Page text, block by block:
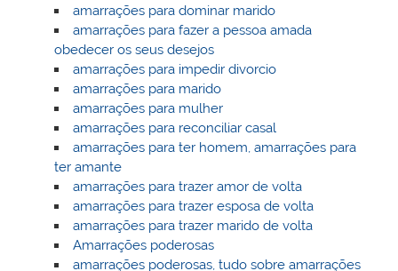
amarrações para dominar marido
amarrações para fazer a pessoa amada
obedecer os seus desejos
amarrações para impedir divorcio
amarrações para marido
amarrações para mulher
amarrações para reconciliar casal
amarrações para ter homem, amarrações para
ter amante
amarrações para trazer amor de volta
amarrações para trazer esposa de volta
amarrações para trazer marido de volta
Amarrações poderosas
amarrações poderosas, tudo sobre amarrações